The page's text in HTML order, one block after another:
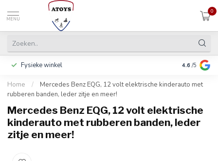
MENU
0
Fysieke winkel Betalen in
4.6 /5
Home /
Mercedes Benz EQG, 12 volt elektrische kinderauto met
rubberen banden, leder zitje en meer!
Mercedes Benz EQG, 12 volt elektrische
kinderauto met rubberen banden, leder
zitje en meer!